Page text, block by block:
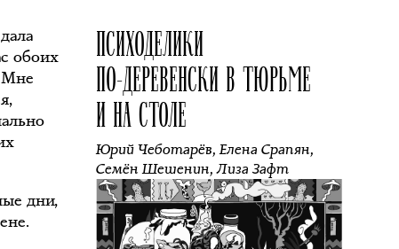
обоих
Мне
дни,
ПСИХОДЕЛИКИ
ПО‑ДЕРЕВЕНСКИ В ТЮРЬМЕ
И НА СТОЛЕ
Юрий Чеботарёв,Елена Срапян,
Семён Шешенин,Лиза Зафт